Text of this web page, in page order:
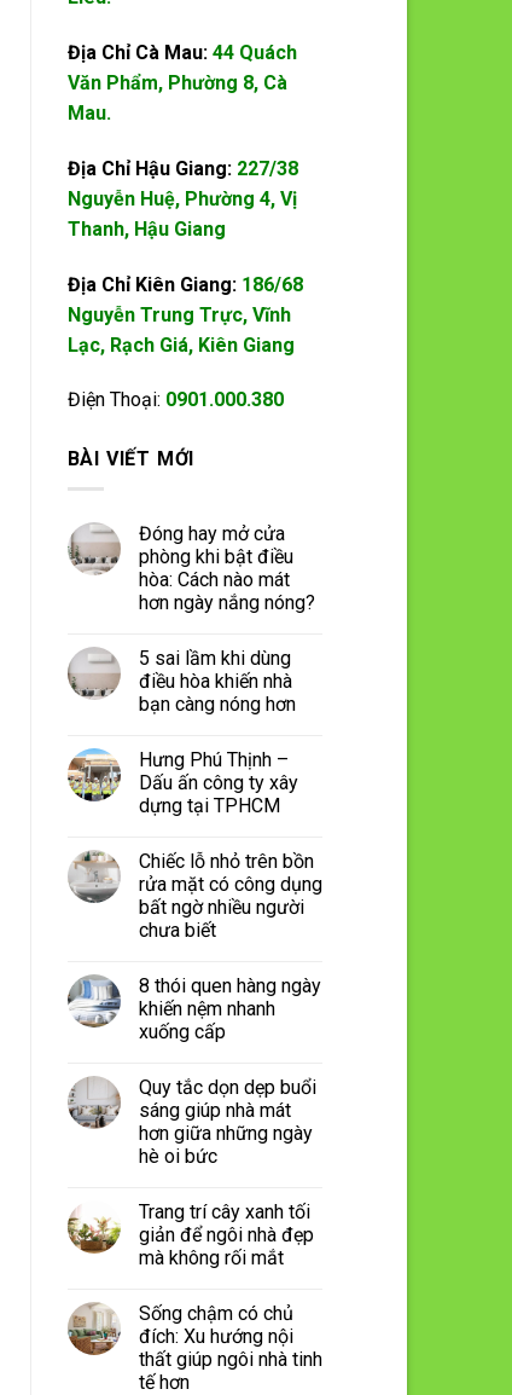
Địa Chỉ Cà Mau: 44 Quách
Văn Phẩm, Phường 8, Cà
Mau.
Địa Chỉ Hậu Giang: 227/38
Nguyễn Huệ, Phường 4, Vị
Thanh, Hậu Giang
Địa Chỉ Kiên Giang: 186/68
Nguyễn Trung Trực, Vĩnh
Lạc, Rạch Giá, Kiên Giang
Điện Thoại: 0901.000.380
BÀI VIẾT MỚI
Đóng hay mở cửa
phòng khi bật điều
hòa: Cách nào mát
hơn ngày nắng nóng?
5 sai lầm khi dùng
điều hòa khiến nhà
bạn càng nóng hơn
Hưng Phú Thịnh –
Dấu ấn công ty xây
dựng tại TPHCM
Chiếc lỗ nhỏ trên bồn
rửa mặt có công dụng
bất ngờ nhiều người
chưa biết
8 thói quen hàng ngày
khiến nệm nhanh
xuống cấp
Quy tắc dọn dẹp buổi
sáng giúp nhà mát
hơn giữa những ngày
hè oi bức
Trang trí cây xanh tối
giản để ngôi nhà đẹp
mà không rối mắt
Sống chậm có chủ
đích: Xu hướng nội
thất giúp ngôi nhà tinh
tế hơn